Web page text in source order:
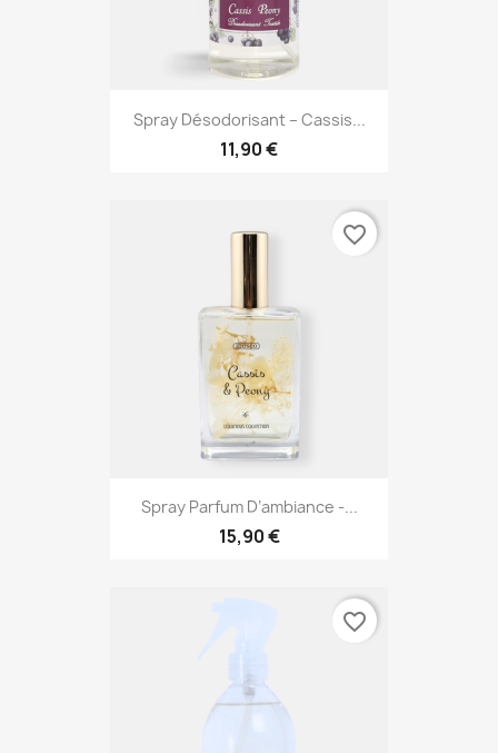
Spray Désodorisant – Cassis...
11,90 €
Spray Parfum D’ambiance -...
15,90 €
favorite_border
favorite_border